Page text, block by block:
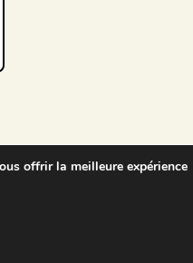
offrir la meilleure expérience